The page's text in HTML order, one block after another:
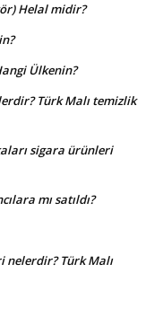
Helal midir?
Ülkenin?
Türk Malı temizlik
sigara ürünleri
mı satıldı?
nelerdir? Türk Malı